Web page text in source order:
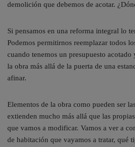
demolición que debemos de acotar.
Si pensamos en una reforma integral lo
Podemos permitirnos reemplazar todos
cuando tenemos un presupuesto
la obra más allá de la puerta de una
afinar.
Elementos de la obra como pueden ser
extienden mucho más allá que las
que vamos a modificar. Vamos a ver a
de habitación que vayamos a tratar, qué